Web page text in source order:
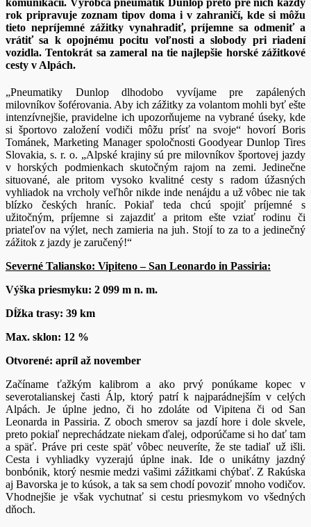
rok pripravuje zoznam tipov doma i v zahraničí, kde si môžu
tieto nepríjemné zážitky vynahradiť, príjemne sa odmeniť a
vrátiť sa k opojnému pocitu voľnosti a slobody pri riadení
vozidla. Tentokrát sa zameral na tie najlepšie horské zážitkové
cesty v Alpách.
„Pneumatiky Dunlop dlhodobo vyvíjame pre zapálených
milovníkov šoférovania. Aby ich zážitky za volantom mohli byť ešte
intenzívnejšie, pravidelne ich upozorňujeme na vybrané úseky, kde
si športovo založení vodiči môžu prísť na svoje“ hovorí Boris
Tománek, Marketing Manager spoločnosti Goodyear Dunlop Tires
Slovakia, s. r. o. „Alpské krajiny sú pre milovníkov športovej jazdy
v horských podmienkach skutočným rajom na zemi. Jedinečne
situované, ale pritom vysoko kvalitné cesty s radom úžasných
vyhliadok na vrcholy veľhôr nikde inde nenájdu a už vôbec nie tak
blízko českých hraníc. Pokiaľ teda chcú spojiť príjemné s
užitočným, príjemne si zajazdiť a pritom ešte vziať rodinu či
priateľov na výlet, nech zamieria na juh. Stojí to za to a jedinečný
zážitok z jazdy je zaručený!“
Severné Taliansko: Vipiteno – San Leonardo in Passiria:
Výška priesmyku: 2 099 m n. m.
Dĺžka trasy: 39 km
Max. sklon: 12 %
Otvorené: apríl až november
Začíname ťažkým kalibrom a ako prvý ponúkame kopec v
severotalianskej časti Álp, ktorý patrí k najparádnejším v celých
Alpách. Je úplne jedno, či ho zdoláte od Vipitena či od San
Leonarda in Passiria. Z oboch smerov sa jazdí hore i dole skvele,
preto pokiaľ neprechádzate niekam ďalej, odporúčame si ho dať tam
a späť. Práve pri ceste späť vôbec neuveríte, že ste tadiaľ už išli.
Cesta i vyhliadky vyzerajú úplne inak. Ide o unikátny jazdný
bonbónik, ktorý nesmie medzi vašimi zážitkami chýbať. Z Rakúska
aj Bavorska je to kúsok, a tak sa sem chodí povoziť mnoho vodičov.
Vhodnejšie je však vychutnať si cestu priesmykom vo všedných
dňoch.